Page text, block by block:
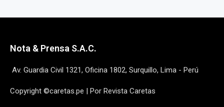
Nota & Prensa S.A.C.
Av. Guardia Civil 1321, Oficina 1802, Surquillo, Lima - Perú
Copyright ©caretas.pe | Por Revista Caretas